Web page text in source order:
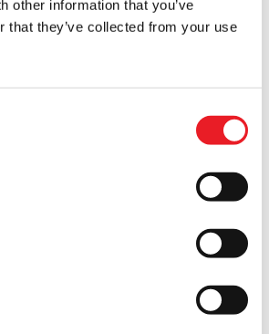
other information that you’ve
that they’ve collected from your use
4ft Frozen Holiday Olaf LED